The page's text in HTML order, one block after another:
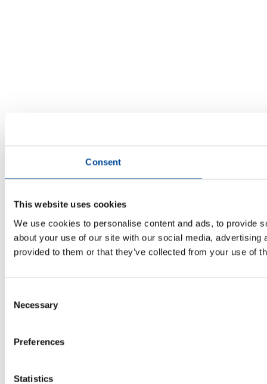
Consent
This website uses cookies
We use cookies to personalise content and ads, to provide
about your use of our site with our social media,
provided to them or that they’ve collected from your use of
Selection
Necessary
Preferences
Statistics